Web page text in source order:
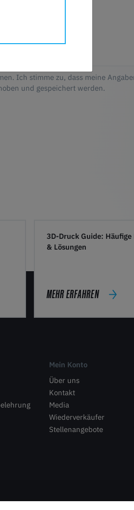
Ich stimme zu, dass meine
und gespeichert werden.
3D-Druck Guide:
& Lösungen
MEHR ERFAHREN
Mein Konto
Über uns
Kontakt
Media
Wiederverkäufer
Stellenangebote